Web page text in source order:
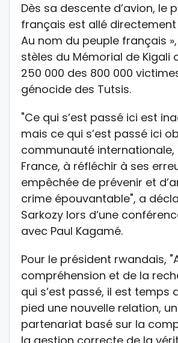
Dès sa descente d’avion, le
français est allé directement
Au nom du peuple français
stèles du Mémorial de Kigali
250 000 des 800 000
génocide des Tutsis.
"Ce qui s’est passé ici est
mais ce qui s’est passé ici
communauté internationale,
France, à réfléchir à ses
empêchée de prévenir et
crime épouvantable", a
Sarkozy lors d’une
avec Paul Kagamé.
Pour le président rwandais,
compréhension et de la
qui s’est passé, il est temps
pied une nouvelle relation,
partenariat basé sur la